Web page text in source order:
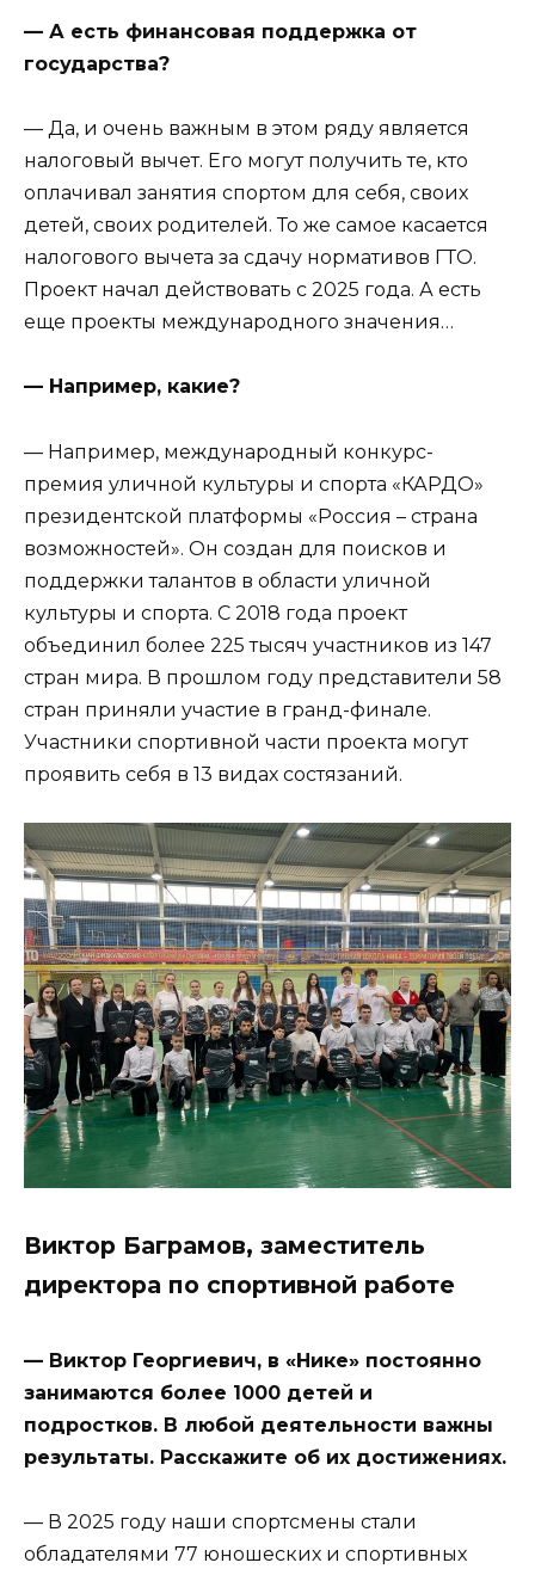
— А есть финансовая поддержка от
государства?
— Да, и очень важным в этом ряду является
налоговый вычет. Его могут получить те, кто
оплачивал занятия спортом для себя, своих
детей, своих родителей. То же самое касается
налогового вычета за сдачу нормативов ГТО.
Проект начал действовать с 2025 года. А есть
еще проекты международного значения…
— Например, какие?
— Например, международный конкурс-
премия уличной культуры и спорта «КАРДО»
президентской платформы «Россия – страна
возможностей». Он создан для поисков и
поддержки талантов в области уличной
культуры и спорта. С 2018 года проект
объединил более 225 тысяч участников из 147
стран мира. В прошлом году представители 58
стран приняли участие в гранд-финале.
Участники спортивной части проекта могут
проявить себя в 13 видах состязаний.
Виктор Баграмов, заместитель
директора по спортивной работе
— Виктор Георгиевич, в «Нике» постоянно
занимаются более 1000 детей и
подростков. В любой деятельности важны
результаты. Расскажите об их достижениях.
— В 2025 году наши спортсмены стали
обладателями 77 юношеских и спортивных